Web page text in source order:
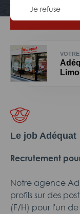
Je refuse
Le job Adéquat
Recrutement
Notre agence
profils sur des
(F/H) pour l'un de